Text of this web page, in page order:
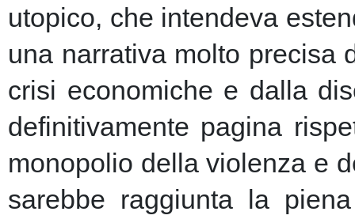
utopico, che intendeva
una narrativa molto precisa
crisi economiche e dalla
definitivamente pagina
monopolio della violenza e
sarebbe raggiunta la